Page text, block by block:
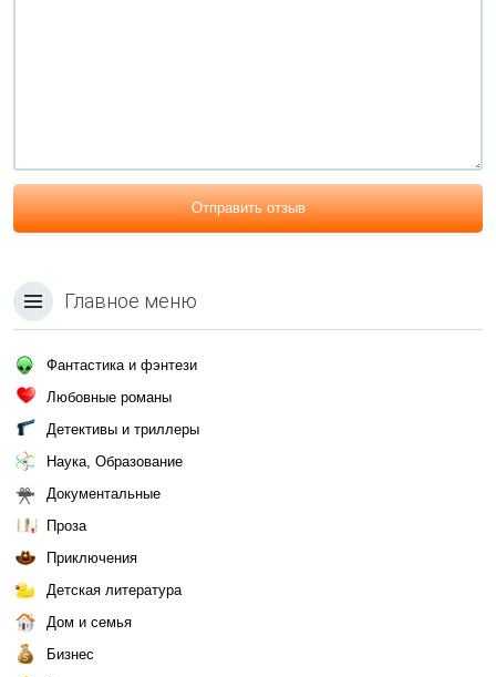
Отправить отзыв
Главное меню
Фантастика и фэнтези
Любовные романы
Детективы и триллеры
Наука, Образование
Документальные
Проза
Приключения
Детская литература
Дом и семья
Бизнес